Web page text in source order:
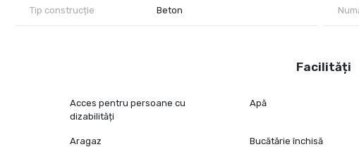
Tip construcție Beton
Facilități
Acces pentru persoane cu
dizabilități
Apă
Aragaz Bucătărie închisă